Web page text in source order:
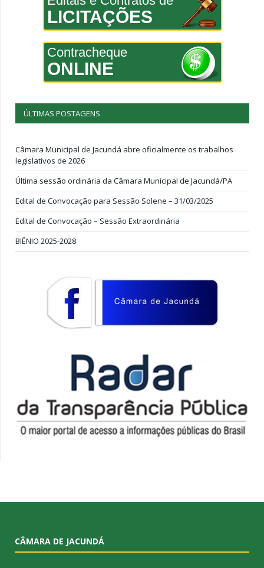
LICITAÇÕES
Contracheque
ONLINE
ÚLTIMAS POSTAGENS
Câmara Municipal de Jacundá abre oficialmente os trabalhos
legislativos de 2026
Última sessão ordinária da Câmara Municipal de Jacundá/PA
Edital de Convocação para Sessão Solene – 31/03/2025
Edital de Convocação – Sessão Extraordinária
BIÊNIO 2025-2028
CÂMARA DE JACUNDÁ